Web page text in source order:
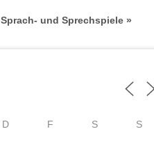
Sprach- und Sprechspiele »
D F S S